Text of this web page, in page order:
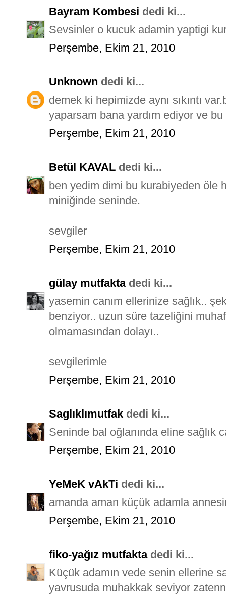
Bayram Kombesi dedi ki...
Sevsinler o kucuk adamin yaptigi
Perşembe, Ekim 21, 2010
Unknown dedi ki...
demek ki hepimizde aynı sıkıntı
yaparsam bana yardım ediyor ve
Perşembe, Ekim 21, 2010
Betül KAVAL dedi ki...
ben yedim dimi bu kurabiyeden öle
miniğinde seninde.
sevgiler
Perşembe, Ekim 21, 2010
gülay mutfaktadedi ki...
yasemin canım ellerinize sağlık..
benziyor.. uzun süre tazeliğini
olmamasından dolayı..
sevgilerimle
Perşembe, Ekim 21, 2010
Saglıklımutfak dedi ki...
Seninde bal oğlanında eline sağlık
Perşembe, Ekim 21, 2010
YeMeK vAkTi dedi ki...
amanda aman küçük adamla
Perşembe, Ekim 21, 2010
fiko-yağız mutfaktadedi ki...
Küçük adamın vede senin ellerine
yavrusuda muhakkak seviyor